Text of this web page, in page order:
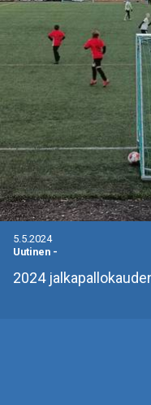
5.5.2024
Uutinen -
2024